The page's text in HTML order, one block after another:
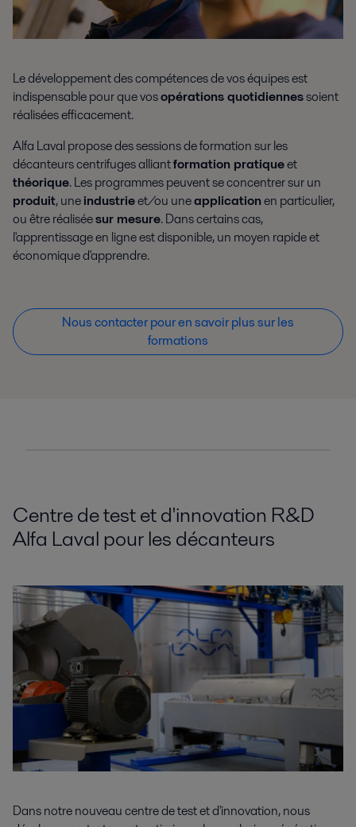
Le développement des compétences de vos équipes est
indispensable pour que vosopérations quotidiennessoient
réalisées efficacement.
Alfa Laval propose des sessions de formation sur les
décanteurs centrifuges alliantformation pratiqueet
théorique. Les programmes peuvent se concentrer sur un
produit, uneindustrieet/ou uneapplicationen particulier,
ou être réaliséesur mesure. Dans certains cas,
l'apprentissage en ligne est disponible, un moyen rapide et
économique d'apprendre.
Nous contacter pour en savoir plus sur les
formations
Centre de test et d'innovation R&D
Alfa Laval pour les décanteurs
Dans notre nouveau centre de test et d'innovation, nous